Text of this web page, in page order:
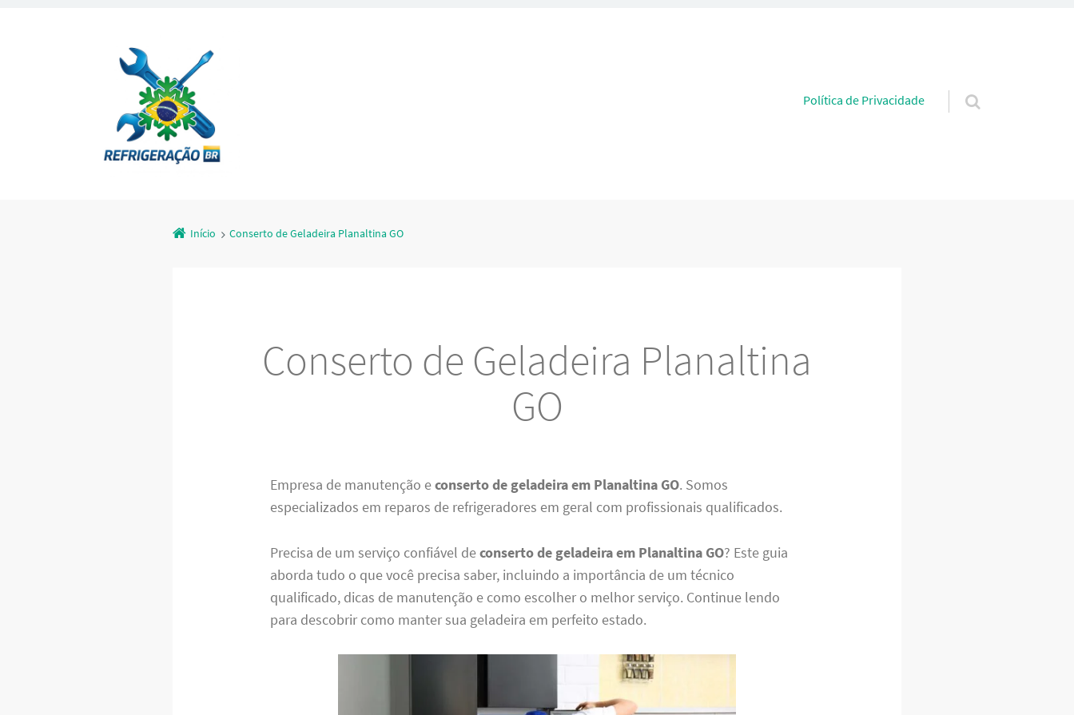
Pular para o conteúdo
Política de Privacidade
Início Conserto de Geladeira Planaltina GO
Conserto de Geladeira Planaltina
GO
Empresa de manutenção econserto de geladeira em Planaltina GO. Somos
especializados em reparos de refrigeradores em geral com profissionais qualificados.
Precisa de um serviço confiável deconserto de geladeira em Planaltina GO? Este guia
aborda tudo o que você precisa saber, incluindo a importância de um técnico
qualificado, dicas de manutenção e como escolher o melhor serviço. Continue lendo
para descobrir como manter sua geladeira em perfeito estado.